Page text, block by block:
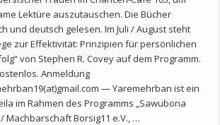
Lektüre auszutauschen. Die Bücher
und deutsch gelesen. Im Juli / August steht
zur Effektivität: Prinzipien für persönlichen
von Stephen R. Covey auf dem Programm.
Anmeldung
— Yaremehrban ist ein
im Rahmen des Programms „Sawubona
/ Machbarschaft Borsig11 e.V., …